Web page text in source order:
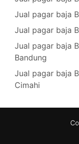
Jual pagar baja
Jual pagar baja
Jual pagar baja
Bandung
Jual pagar baja
Cimahi